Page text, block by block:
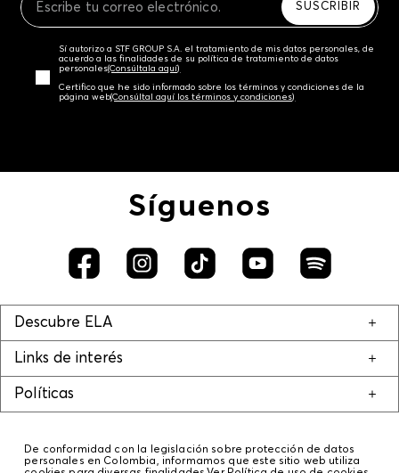
SUSCRIBIR
Sí autorizo a STF GROUP S.A. el tratamiento de mis datos personales, de
acuerdo a las finalidades de su política de tratamiento de datos
personales‎(Consúltala aquí)
Certifico que he sido informado sobre los términos y condiciones de la
página web‎(Consúltal aquí los términos y condiciones)
Síguenos
Descubre ELA
Links de interés
Políticas
De conformidad con la legislación sobre protección de datos
personales en Colombia, informamos que este sitio web utiliza